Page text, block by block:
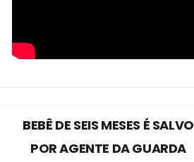
BEBÊ DE SEIS MESES É SALVO
POR AGENTE DA GUARDA